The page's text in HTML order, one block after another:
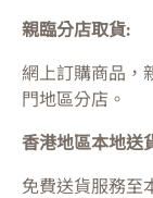
親臨分店取貨:
網上訂購商品，
門地區分店。
香港地區本地送
免費送貨服務至